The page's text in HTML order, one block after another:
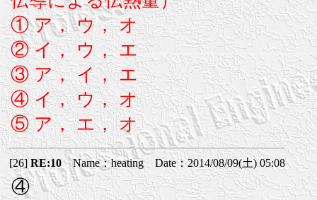
① ア， ウ， オ
② イ， ウ， エ
③ ア， イ， エ
④ イ， ウ， オ
⑤ ア， エ， オ
[26]RE:10Name：heating Date：2014/08/09(土) 05:08
④